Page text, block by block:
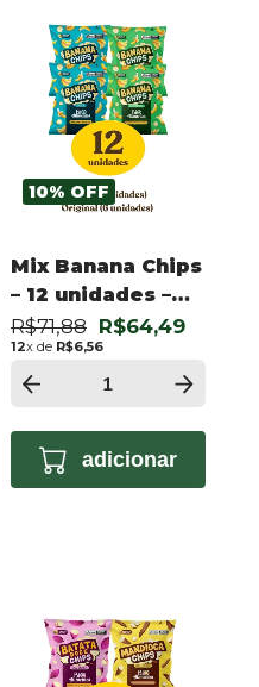
10% OFF
Mix Banana Chips
– 12 unidades –
Original e Doce
50g
R$71,88 R$64,49
12x de R$6,56
adicionar